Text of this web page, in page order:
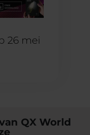
26 mei
QX World